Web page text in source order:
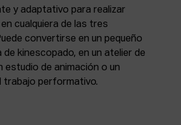
y adaptativo para realizar
cualquiera de las tres
convertirse en un pequeño
de kinescopado, en un atelier de
estudio de animación o un
trabajo performativo.